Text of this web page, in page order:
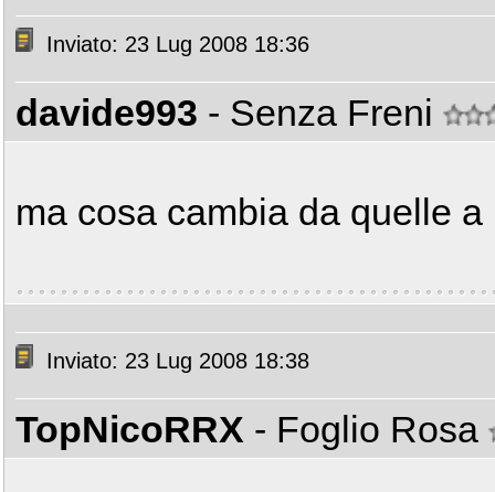
Inviato: 23 Lug 2008 18:36
davide993 - Senza Freni
ma cosa cambia da quelle
Inviato: 23 Lug 2008 18:38
TopNicoRRX - Foglio Rosa